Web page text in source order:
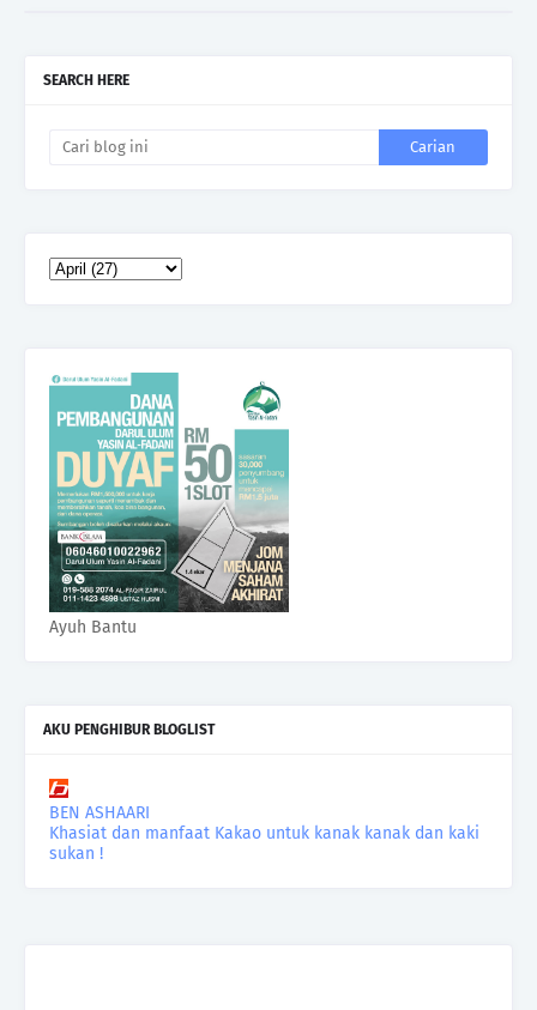
SEARCH HERE
Ayuh Bantu
AKU PENGHIBUR BLOGLIST
BEN ASHAARI
Khasiat dan manfaat Kakao untuk kanak kanak dan kaki
sukan !